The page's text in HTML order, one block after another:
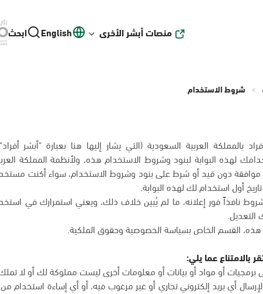
منصات أبشر الأخرى English ابحث
شروط الاستخدام
بالمملكة العربية السعودية (التي يشار إليها هنا بعبارة "أبشر
لهذه البوابة لبنود وشروط الاستخدام هذه، ولأنظمة المملكة
دون قيد أو شرط على بنود وشروط الاستخدام، سواء أكنت
أول استخدام لك لهذه البوابة.
نافذاً فور إعلانه، ما لم يُبين خلاف ذلك، ويعني استمرارك في
التعديل.
القسم الخاص بسياسة الخصوصية وحقوق الملكية.
بالامتناع عما يلي:
أو مواد أو بيانات أو معلومات أخرى ليست مملوكة لك أو لا
أي بريد إلكتروني تجاري أو غير مرغوب فيه، أو أي إساءة استخدام من